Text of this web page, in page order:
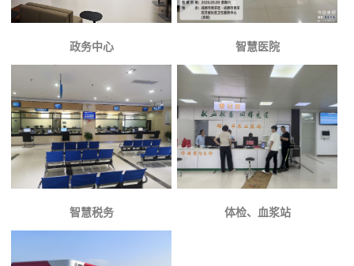
政务中心 智慧医院
智慧税务 体检、血浆站